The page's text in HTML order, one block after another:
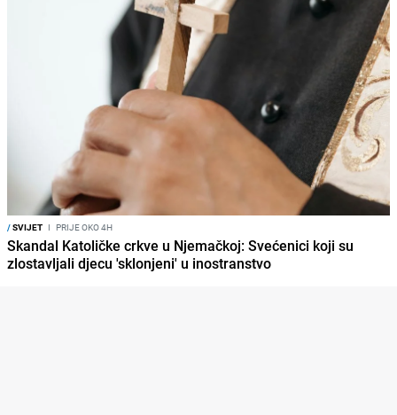
/SVIJET I PRIJE OKO 4H
Skandal Katoličke crkve u Njemačkoj: Svećenici koji su
zlostavljali djecu 'sklonjeni' u inostranstvo